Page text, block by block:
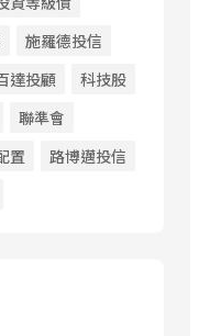
施羅德投信
達投顧
科技股
聯準會
置
路博邁投信